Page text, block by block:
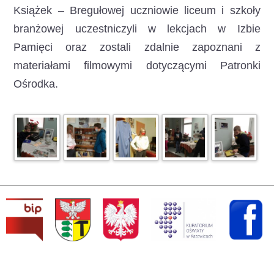
Książek – Bregułowej uczniowie liceum i szkoły
branżowej uczestniczyli w lekcjach w Izbie
Pamięci oraz zostali zdalnie zapoznani z
materiałami filmowymi dotyczącymi Patronki
Ośrodka.